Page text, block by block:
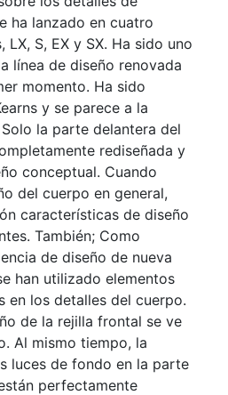
ha lanzado en cuatro
S, EX y SX. Ha sido uno
línea de diseño renovada
momento. Ha sido
y se parece a la
la parte delantera del
rediseñada y
conceptual. Cuando
del cuerpo en general,
características de diseño
También; Como
de diseño de nueva
han utilizado elementos
en los detalles del cuerpo.
de la rejilla frontal se ve
Al mismo tiempo, la
luces de fondo en la parte
perfectamente